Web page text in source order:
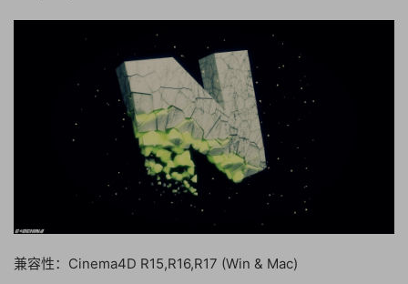
兼容性：Cinema4D R15,R16,R17 (Win & Mac)